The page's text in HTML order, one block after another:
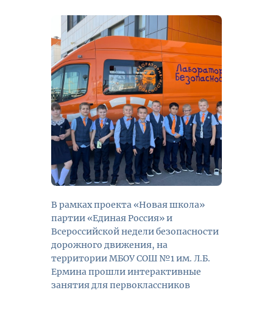
В рамках проекта «Новая школа»
партии «Единая Россия» и
Всероссийской недели безопасности
дорожного движения, на
территории МБОУ СОШ №1 им. Л.Б.
Ермина прошли интерактивные
занятия для первоклассников